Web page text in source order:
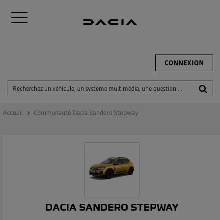
CONNEXION
Accueil Communauté Dacia Sandero Stepway
DACIA SANDERO STEPWAY